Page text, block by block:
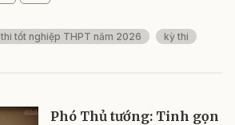
thi tốt nghiệp THPT năm 2026 kỳ thi
Phó Thủ tướng: Tinh gọn